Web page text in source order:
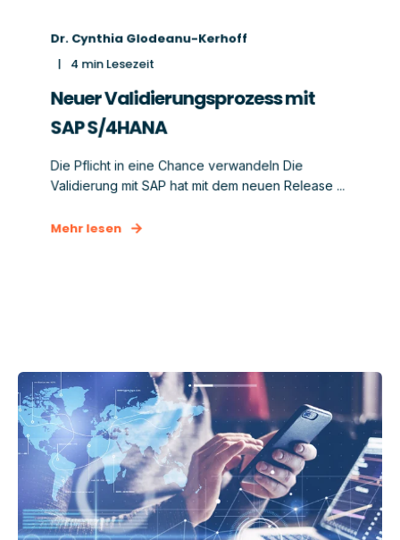
Dr. Cynthia Glodeanu-Kerhoff
4 min Lesezeit
Neuer Validierungsprozess mit
SAP S/4HANA
Die Pflicht in eine Chance verwandeln Die
Validierung mit SAP hat mit dem neuen Release ...
Mehr lesen